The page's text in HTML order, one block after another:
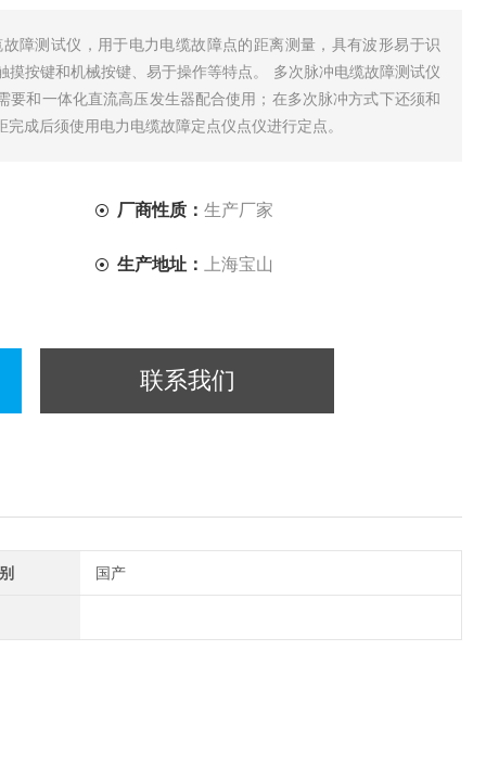
障测试仪，用于电力电缆故障点的距离测量，具有波形易于识
摸按键和机械按键、易于操作等特点。 多次脉冲电缆故障测试仪
要和一体化直流高压发生器配合使用；在多次脉冲方式下还须和
成后须使用电力电缆故障定点仪点仪进行定点。
厂商性质： 生产厂家
生产地址： 上海宝山
联系我们
国产